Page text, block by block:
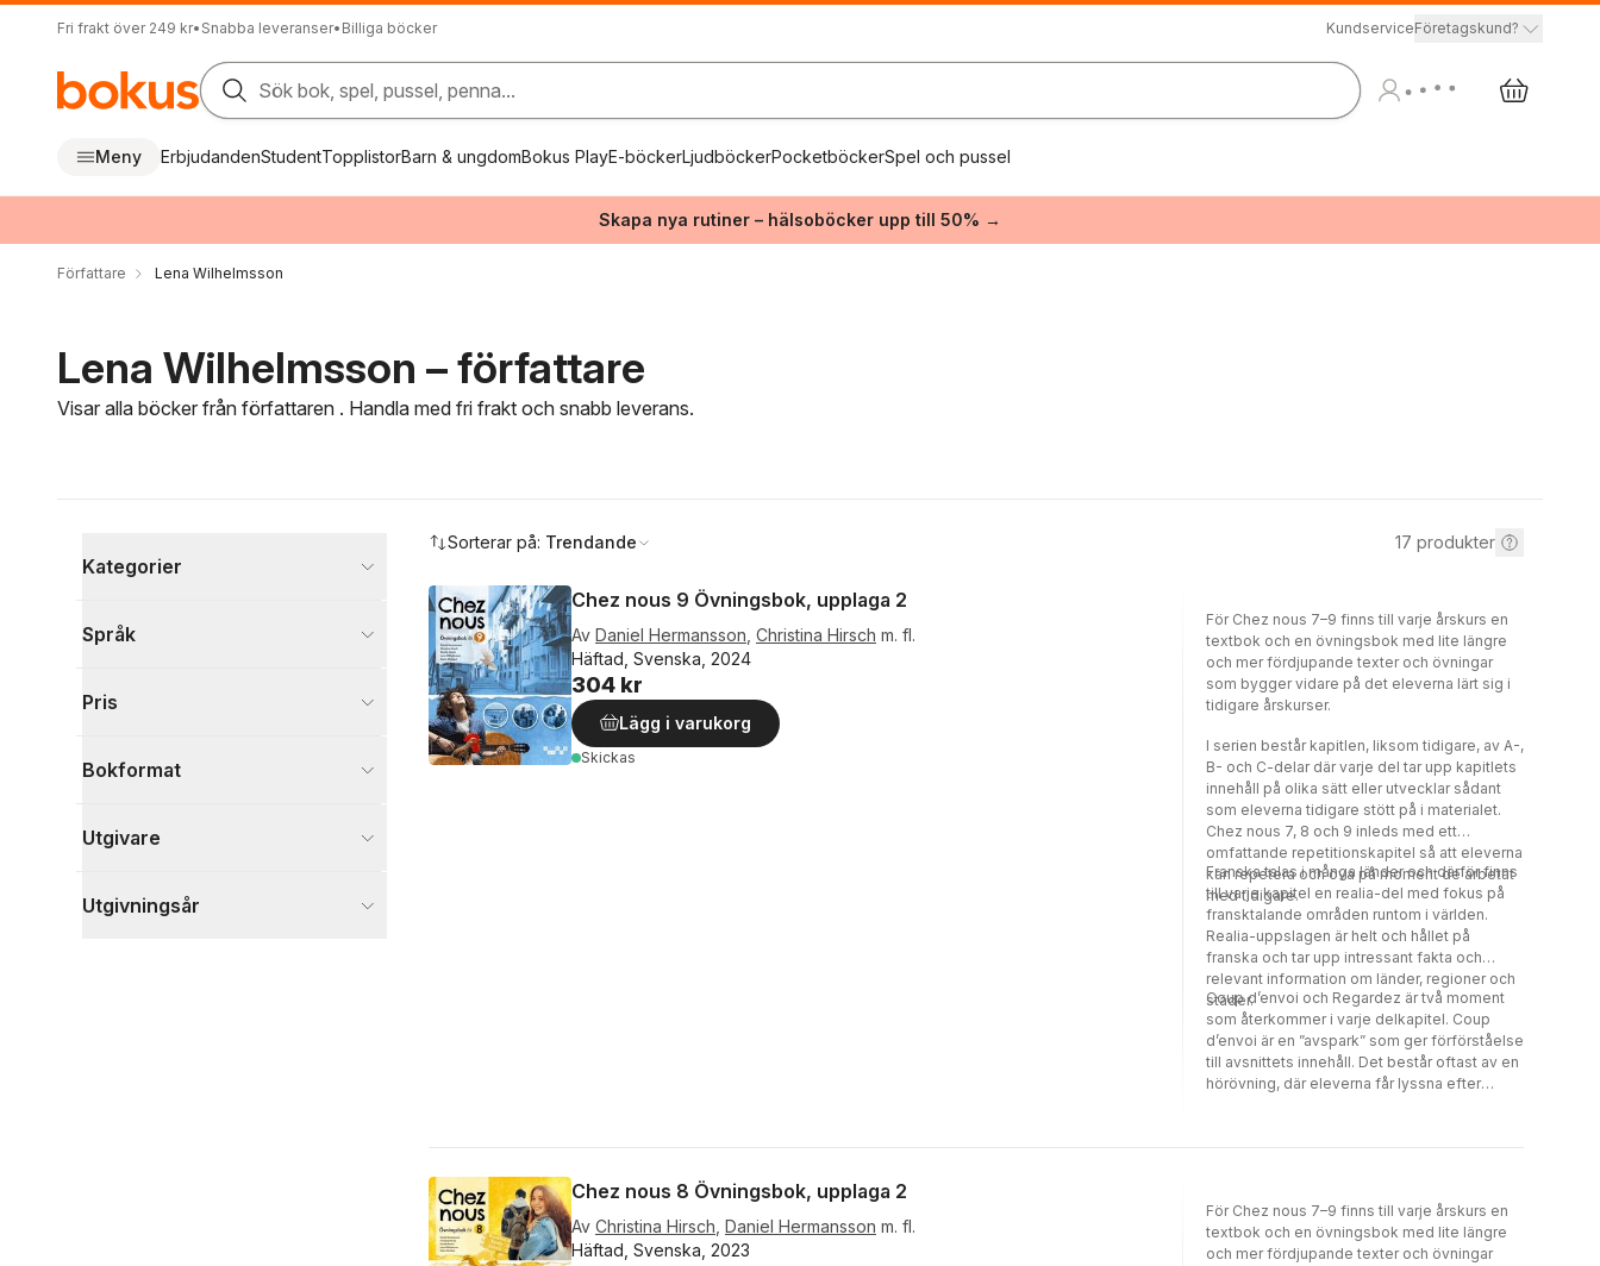
Fri frakt över 249 kr• Snabba leveranser• Billiga böcker KundserviceFöretagskund?
Sök bok, spel, pussel, penna...
Meny ErbjudandenStudentTopplistorBarn & ungdomBokus PlayE-böckerLjudböckerPocketböckerSpel och pussel
Skapa nya rutiner – hälsoböcker upp till 50% →
Författare Lena Wilhelmsson
Lena Wilhelmsson – författare
Visar alla böcker från författaren . Handla med fri frakt och snabb leverans.
Kategorier
Kultur
1
Språk
Pris
Bokformat
Utgivare
Utgivningsår
Sorterar på: Trendande 17 produkter
Chez nous 9 Övningsbok, upplaga 2
Av Daniel Hermansson Christina Hirsch m. fl.
Häftad, Svenska, 2024
304 kr
Lägg i varukorg
Skickas
För Chez nous 7–9 finns till varje årskurs en
textbok och en övningsbok med lite längre
och mer fördjupande texter och övningar
som bygger vidare på det eleverna lärt sig i
tidigare årskurser.
I serien består kapitlen, liksom tidigare, av A-,
B- och C-delar där varje del tar upp kapitlets
innehåll på olika sätt eller utvecklar sådant
som eleverna tidigare stött på i materialet.
Chez nous 7, 8 och 9 inleds med ett
omfattande repetitionskapitel så att eleverna
kan repetera och öva på moment de arbetat
med tidigare.
Franska talas i många länder och därför finns
till varje kapitel en realia-del med fokus på
fransktalande områden runtom i världen.
Realia-uppslagen är helt och hållet på
franska och tar upp intressant fakta och
relevant information om länder, regioner och
städer.
Coup d’envoi och Regardez är två moment
som återkommer i varje delkapitel. Coup
d’envoi är en ”avspark” som ger förförståelse
till avsnittets innehåll. Det består oftast av en
hörövning, där eleverna får lyssna efter
samlar ord, uttryck och grammatik som
Chez nous 8 Övningsbok, upplaga 2
Av Christina Hirsch Daniel Hermansson m. fl.
Häftad, Svenska, 2023
För Chez nous 7–9 finns till varje årskurs en
textbok och en övningsbok med lite längre
och mer fördjupande texter och övningar